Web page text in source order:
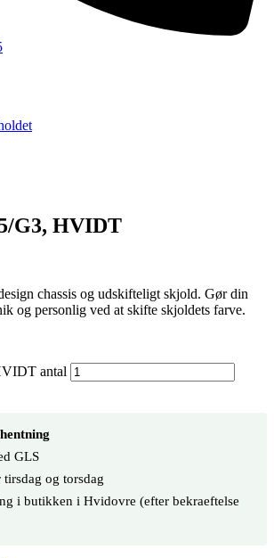
G3, HVIDT
chassis og udskifteligt skjold. Gør din
og personlig ved at skifte skjoldets farve.
antal
GLS
og torsdag
i butikken i Hvidovre (efter bekraeftelse